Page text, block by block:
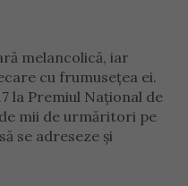
melancolică, iar
cu frumusețea ei.
la Premiul Național de
mii de urmăritori pe
se adreseze și